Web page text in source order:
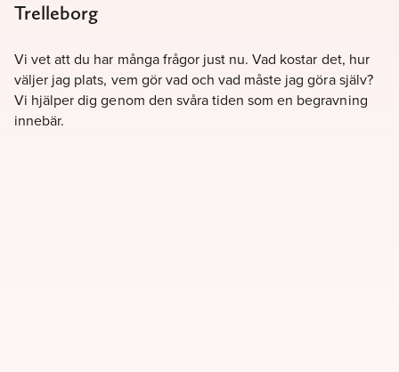
Trelleborg
Vi vet att du har många frågor just nu. Vad kostar det, hur
väljer jag plats, vem gör vad och vad måste jag göra själv?
Vi hjälper dig genom den svåra tiden som en begravning
innebär.